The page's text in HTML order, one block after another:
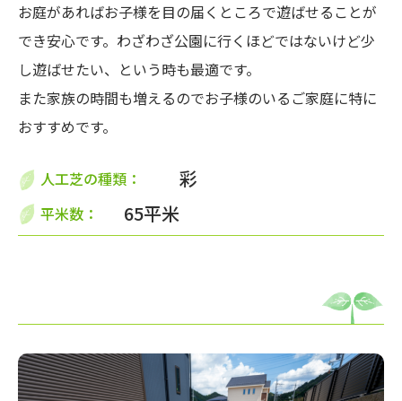
お庭があればお子様を目の届くところで遊ばせることが
でき安心です。わざわざ公園に行くほどではないけど少
し遊ばせたい、という時も最適です。
また家族の時間も増えるのでお子様のいるご家庭に特に
おすすめです。
人工芝の種類： 彩
平米数： 65平米